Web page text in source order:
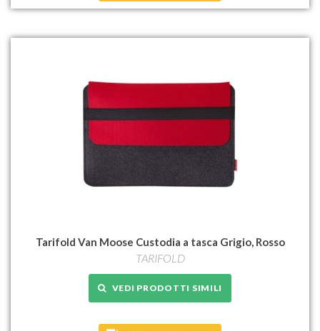
Tarifold Van Moose Custodia a tasca Grigio, Rosso
TARIFOLD
VEDI PRODOTTI SIMILI